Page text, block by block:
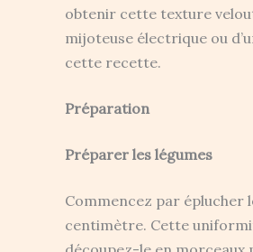
obtenir cette texture
mijoteuse électrique ou
cette recette.
Préparation
Préparer les légumes
Commencez par éplucher
centimètre. Cette